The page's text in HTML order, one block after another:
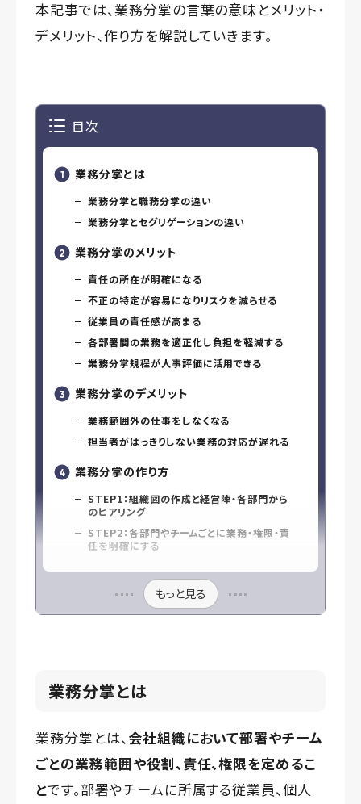
本記事では、業務分掌の言葉の意味とメリット・
デメリット、作り方を解説していきます。
目次
業務分掌とは
業務分掌と職務分掌の違い
業務分掌とセグリゲーションの違い
業務分掌のメリット
責任の所在が明確になる
不正の特定が容易になりリスクを減らせる
従業員の責任感が高まる
各部署間の業務を適正化し負担を軽減する
業務分掌規程が人事評価に活用できる
業務分掌のデメリット
業務範囲外の仕事をしなくなる
担当者がはっきりしない業務の対応が遅れる
業務分掌の作り方
STEP1：組織図の作成と経営陣・各部門から
のヒアリング
STEP2：各部門やチームごとに業務・権限・責
任を明確にする
もっと見る
業務分掌とは
業務分掌とは、会社組織において部署やチーム
ごとの業務範囲や役割、責任、権限を定めるこ
とです。部署やチームに所属する従業員、個人